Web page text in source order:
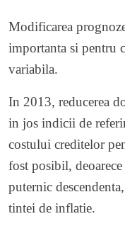
Modificarea
importanta si pentru
variabila.
In 2013, reducerea
in jos indicii de
costului creditelor
fost posibil,
puternic
tintei de inflatie.